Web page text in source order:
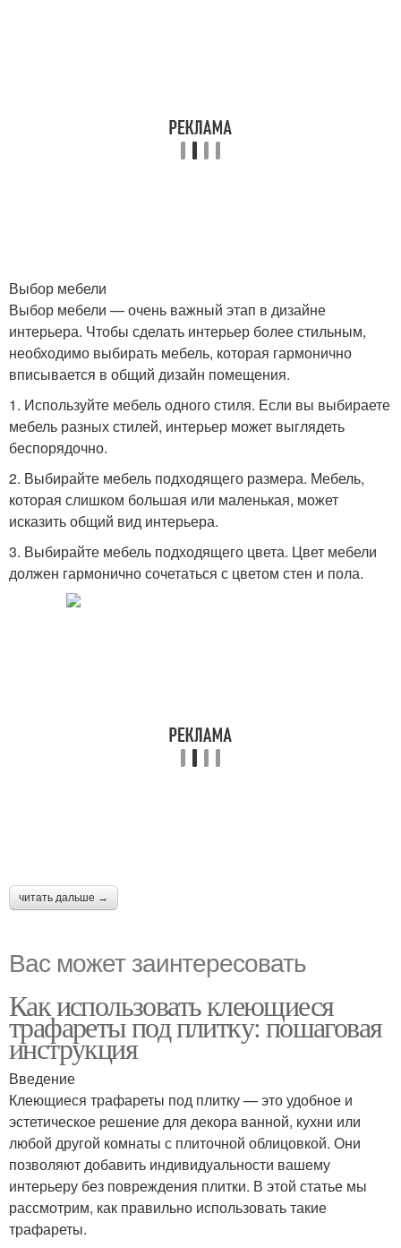
Выбор мебели
Выбор мебели — очень важный этап в дизайне
интерьера. Чтобы сделать интерьер более стильным,
необходимо выбирать мебель, которая гармонично
вписывается в общий дизайн помещения.
1. Используйте мебель одного стиля. Если вы выбираете
мебель разных стилей, интерьер может выглядеть
беспорядочно.
2. Выбирайте мебель подходящего размера. Мебель,
которая слишком большая или маленькая, может
исказить общий вид интерьера.
3. Выбирайте мебель подходящего цвета. Цвет мебели
должен гармонично сочетаться с цветом стен и пола.
читать дальше →
Вас может заинтересовать
Как использовать клеющиеся
трафареты под плитку: пошаговая
инструкция
Введение
Клеющиеся трафареты под плитку — это удобное и
эстетическое решение для декора ванной, кухни или
любой другой комнаты с плиточной облицовкой. Они
позволяют добавить индивидуальности вашему
интерьеру без повреждения плитки. В этой статье мы
рассмотрим, как правильно использовать такие
трафареты.